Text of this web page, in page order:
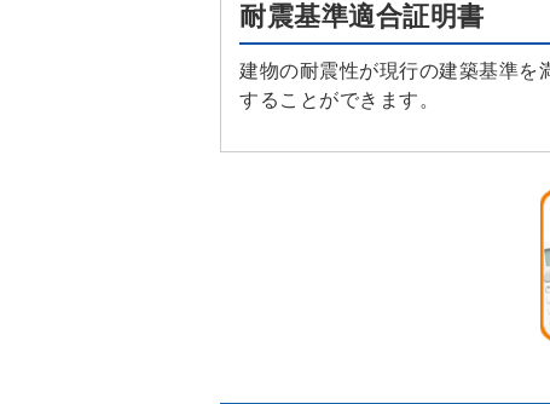
耐震基準適合証明書
建物の耐震性が現行の建築基準を
することができます。